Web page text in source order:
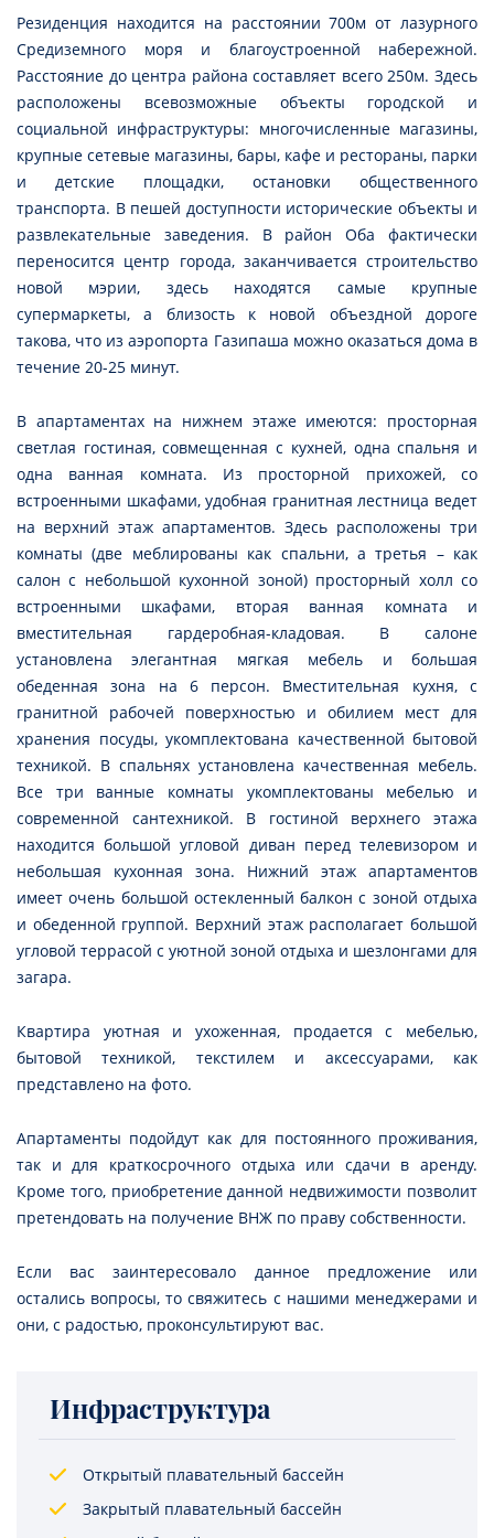
Резиденция находится на расстоянии 700м от лазурного
Средиземного моря и благоустроенной набережной.
Расстояние до центра района составляет всего 250м. Здесь
расположены всевозможные объекты городской и
социальной инфраструктуры: многочисленные магазины,
крупные сетевые магазины, бары, кафе и рестораны, парки
и детские площадки, остановки общественного
транспорта. В пешей доступности исторические объекты и
развлекательные заведения. В район Оба фактически
переносится центр города, заканчивается строительство
новой мэрии, здесь находятся самые крупные
супермаркеты, а близость к новой объездной дороге
такова, что из аэропорта Газипаша можно оказаться дома в
течение 20-25 минут.
В апартаментах на нижнем этаже имеются: просторная
светлая гостиная, совмещенная с кухней, одна спальня и
одна ванная комната. Из просторной прихожей, со
встроенными шкафами, удобная гранитная лестница ведет
на верхний этаж апартаментов. Здесь расположены три
комнаты (две меблированы как спальни, а третья – как
салон с небольшой кухонной зоной) просторный холл со
встроенными шкафами, вторая ванная комната и
вместительная гардеробная-кладовая. В салоне
установлена элегантная мягкая мебель и большая
обеденная зона на 6 персон. Вместительная кухня, с
гранитной рабочей поверхностью и обилием мест для
хранения посуды, укомплектована качественной бытовой
техникой. В спальнях установлена качественная мебель.
Все три ванные комнаты укомплектованы мебелью и
современной сантехникой. В гостиной верхнего этажа
находится большой угловой диван перед телевизором и
небольшая кухонная зона. Нижний этаж апартаментов
имеет очень большой остекленный балкон с зоной отдыха
и обеденной группой. Верхний этаж располагает большой
угловой террасой с уютной зоной отдыха и шезлонгами для
загара.
Квартира уютная и ухоженная, продается с мебелью,
бытовой техникой, текстилем и аксессуарами, как
представлено на фото.
Апартаменты подойдут как для постоянного проживания,
так и для краткосрочного отдыха или сдачи в аренду.
Кроме того, приобретение данной недвижимости позволит
претендовать на получение ВНЖ по праву собственности.
Если вас заинтересовало данное предложение или
остались вопросы, то свяжитесь с нашими менеджерами и
они, с радостью, проконсультируют вас.
Инфраструктура
Открытый плавательный бассейн
Закрытый плавательный бассейн